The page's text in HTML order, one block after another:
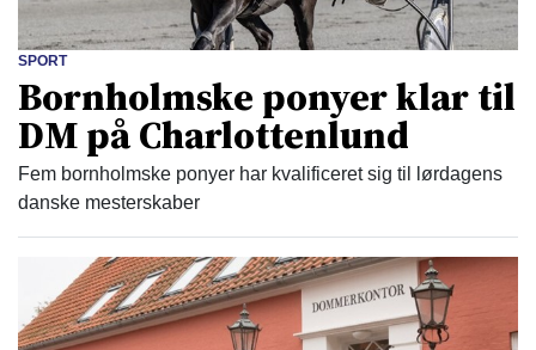
SPORT
Bornholmske ponyer klar til
DM på Charlottenlund
Fem bornholmske ponyer har kvalificeret sig til lørdagens
danske mesterskaber